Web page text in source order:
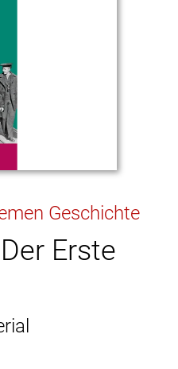
Geschichte
Erste